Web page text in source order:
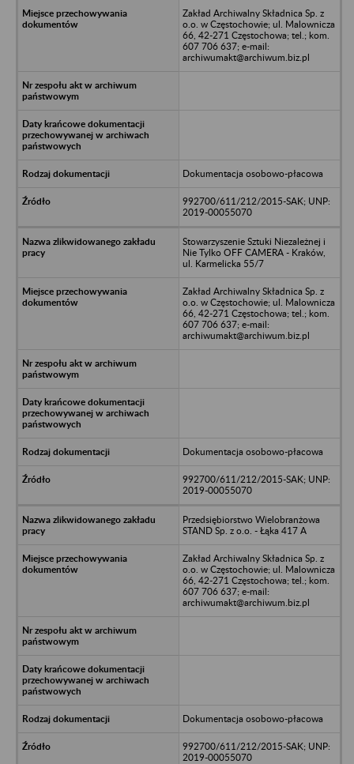
Zakład Archiwalny Składnica Sp. z
o.o. w Częstochowie; ul. Malownicza
66, 42-271 Częstochowa; tel.; kom.
607 706 637; e-mail:
archiwumakt@archiwum.biz.pl
Dokumentacja osobowo-płacowa
992700/611/212/2015-SAK; UNP:
2019-00055070
Stowarzyszenie Sztuki Niezależnej i
Nie Tylko OFF CAMERA - Kraków,
ul. Karmelicka 55/7
Zakład Archiwalny Składnica Sp. z
o.o. w Częstochowie; ul. Malownicza
66, 42-271 Częstochowa; tel.; kom.
607 706 637; e-mail:
archiwumakt@archiwum.biz.pl
Dokumentacja osobowo-płacowa
992700/611/212/2015-SAK; UNP:
2019-00055070
Przedsiębiorstwo Wielobranżowa
STAND Sp. z o.o. - Łąka 417 A
Zakład Archiwalny Składnica Sp. z
o.o. w Częstochowie; ul. Malownicza
66, 42-271 Częstochowa; tel.; kom.
607 706 637; e-mail:
archiwumakt@archiwum.biz.pl
Dokumentacja osobowo-płacowa
992700/611/212/2015-SAK; UNP:
2019-00055070